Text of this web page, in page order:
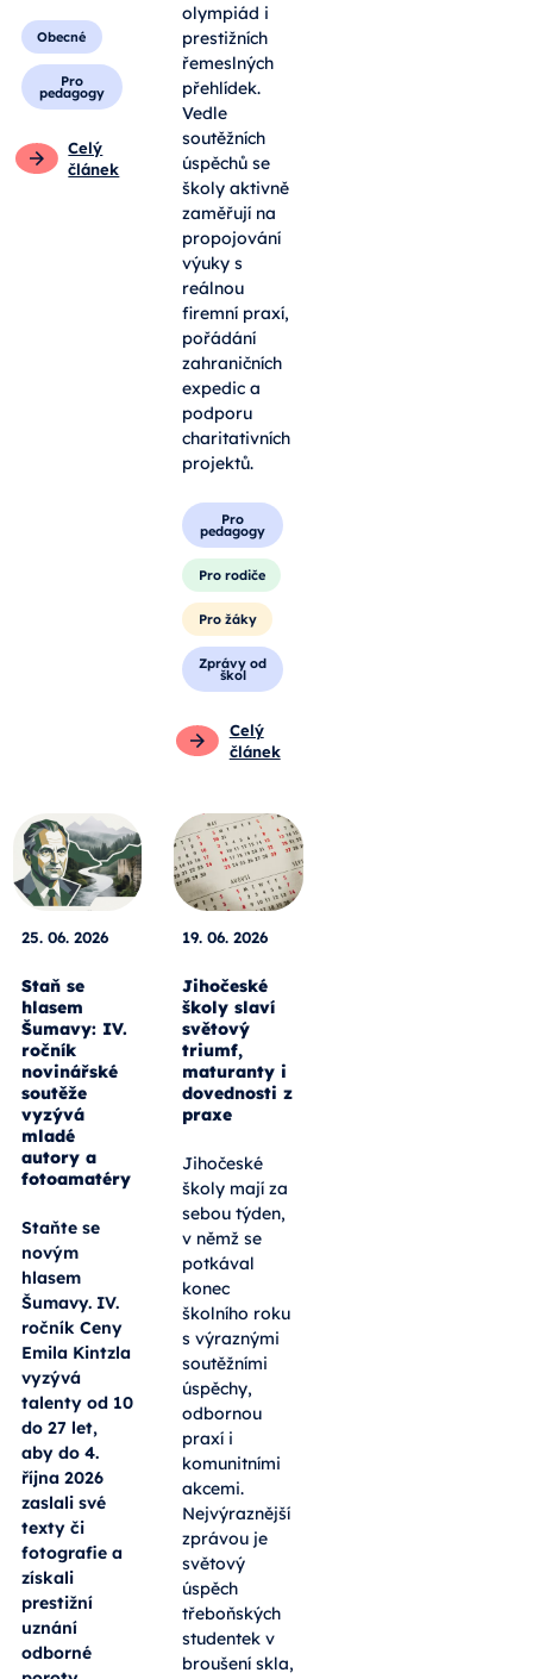
Obecné
Pro
pedagogy
Celý
článek
olympiád i
prestižních
řemeslných
přehlídek.
Vedle
soutěžních
úspěchů se
školy aktivně
zaměřují na
propojování
výuky s
reálnou
firemní praxí,
pořádání
zahraničních
expedic a
podporu
charitativních
projektů.
Pro
pedagogy
Pro rodiče
Pro žáky
Zprávy od
škol
Celý
článek
25. 06. 2026
Staň se
hlasem
Šumavy: IV.
ročník
novinářské
soutěže
vyzývá
mladé
autory a
fotoamatéry
Staňte se
novým
hlasem
Šumavy. IV.
ročník Ceny
Emila Kintzla
vyzývá
talenty od 10
do 27 let,
aby do 4.
října 2026
zaslali své
texty či
fotografie a
získali
prestižní
uznání
odborné
19. 06. 2026
Jihočeské
školy slaví
světový
triumf,
maturanty i
dovednosti z
praxe
Jihočeské
školy mají za
sebou týden,
v němž se
potkával
konec
školního roku
s výraznými
soutěžními
úspěchy,
odbornou
praxí i
komunitními
akcemi.
Nejvýraznější
zprávou je
světový
úspěch
třeboňských
studentek v
broušení skla,